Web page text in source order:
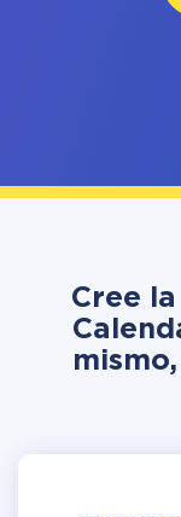
Cree